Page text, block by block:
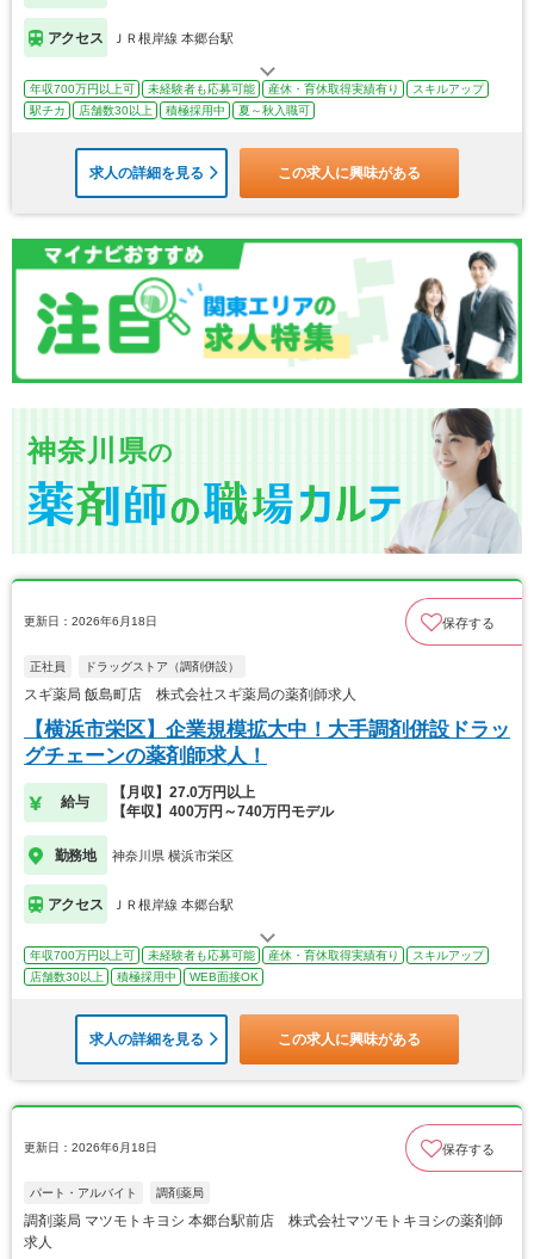
アクセス ＪＲ根岸線 本郷台駅
年収700万円以上可 未経験者も応募可能 産休・育休取得実績有り
スキルアップ
駅チカ
店舗数30以上 積極採用中 夏～秋入職可
求人の詳細を見る この求人に興味がある
神奈川県の
更新日：2026年6月18日 保存する
正社員 ドラッグストア（調剤併設）
スギ薬局 飯島町店 株式会社スギ薬局の薬剤師求人
【横浜市栄区】企業規模拡大中！大手調剤併設ドラッ
グチェーンの薬剤師求人！
給与
【月収】27.0万円以上
【年収】400万円～740万円モデル
勤務地 神奈川県 横浜市栄区
アクセス ＪＲ根岸線 本郷台駅
年収700万円以上可 未経験者も応募可能 産休・育休取得実績有り
スキルアップ
店舗数30以上
積極採用中 WEB面接OK
求人の詳細を見る この求人に興味がある
更新日：2026年6月18日 保存する
パート・アルバイト 調剤薬局
調剤薬局 マツモトキヨシ 本郷台駅前店 株式会社マツモトキヨシの薬剤師
求人